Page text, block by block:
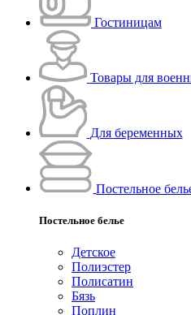
Гостиницам
Товары для
Для беременных
Постельное
Постельное белье
Детское
Полиэстeр
Полисатин
Бязь
Поплин